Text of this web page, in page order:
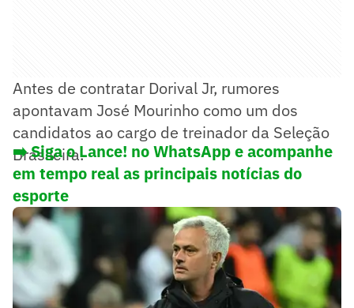
Antes de contratar Dorival Jr, rumores
apontavam José Mourinho como um dos
candidatos ao cargo de treinador da Seleção
Brasileira.
➡️ Siga o Lance! no WhatsApp e acompanhe
em tempo real as principais notícias do
esporte